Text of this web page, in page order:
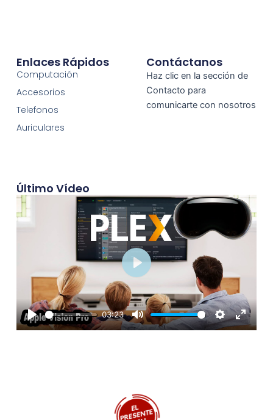
Enlaces Rápidos
Computación
Accesorios
Telefonos
Auriculares
Contáctanos
Haz clic en la sección de
Contacto para
comunicarte con nosotros
Último Vídeo
Play
03:23
Mute Settings
Enter
Play